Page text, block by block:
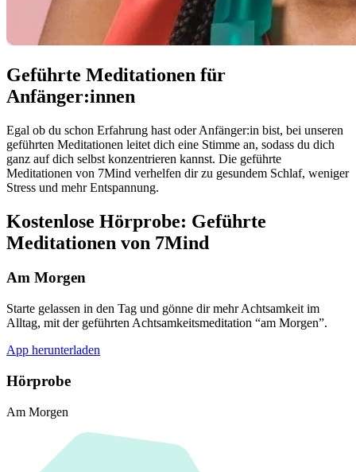
Geführte Meditationen für
Anfänger:innen
Egal ob du schon Erfahrung hast oder Anfänger:in bist, bei unseren
geführten Meditationen leitet dich eine Stimme an, sodass du dich
ganz auf dich selbst konzentrieren kannst. Die geführte
Meditationen von 7Mind verhelfen dir zu gesundem Schlaf, weniger
Stress und mehr Entspannung.
Kostenlose Hörprobe: Geführte
Meditationen von 7Mind
Am Morgen
Starte gelassen in den Tag und gönne dir mehr Achtsamkeit im
Alltag, mit der geführten Achtsamkeitsmeditation “am Morgen”.
App herunterladen
Hörprobe
Am Morgen